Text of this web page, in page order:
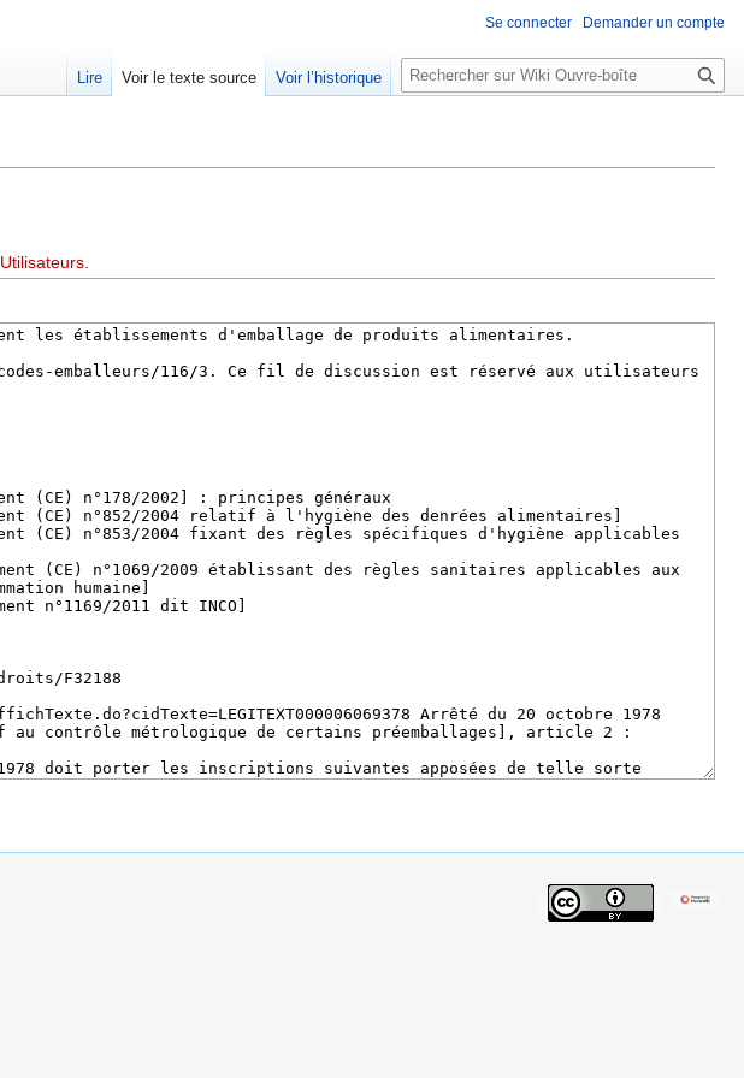
Utilisateurs
Se connecter Demander un compte
Lire Voir le texte source Voir l’historique
R
e
e
r